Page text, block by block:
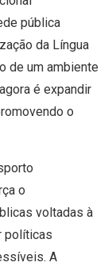
pública
da Língua
de um ambiente
é expandir
o
o
voltadas à
políticas
A